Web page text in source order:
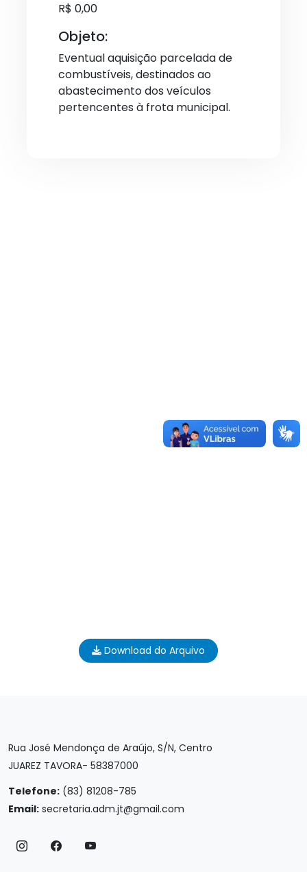
R$ 0,00
Objeto:
Eventual aquisição parcelada de
combustíveis, destinados ao
abastecimento dos veículos
pertencentes à frota municipal.
Download do Arquivo
Rua José Mendonça de Araújo, S/N, Centro
JUAREZ TAVORA- 58387000
Telefone: (83) 81208-785
Email: secretaria.adm.jt@gmail.com